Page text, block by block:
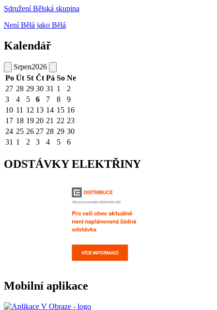
Sdružení Bělská skupina
Není Bělá jako Bělá
Kalendář
Srpen2026
Po Út St Čt Pá So Ne
27 28 29 30 31 1
2
3
4 5 6 7 8
9
10 11 12 13 14 15 16
17 18 19 20 21 22 23
24 25 26 27 28 29 30
31 1 2 3 4 5 6
ODSTÁVKY ELEKTŘINY
Mobilní aplikace